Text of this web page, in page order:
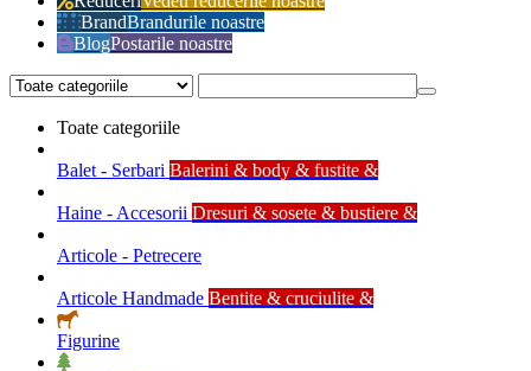
BrandBrandurile noastre
BlogPostarile noastre
Toate categoriile
Balet - Serbari Balerini & body & fustite &
Haine - Accesorii Dresuri & sosete & bustiere &
Articole - Petrecere
Articole Handmade Bentite & cruciulite &
Figurine